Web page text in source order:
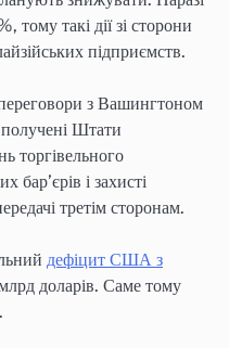
тому такі дії зі сторони
підприємств.
з Вашингтоном
Штати
торгівельного
бар’єрів і захисті
третім сторонам.
дефіцит США з
доларів. Саме тому